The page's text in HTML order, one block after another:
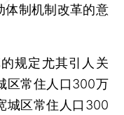
体制机制改革的意
规定尤其引人关
区常住人口300万
城区常住人口300